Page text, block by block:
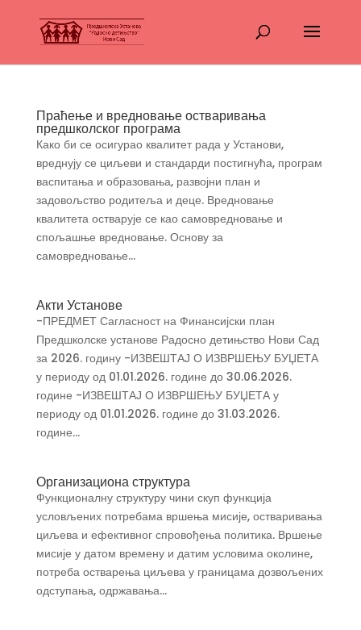
Праћење и вредновање остваривања
предшколског програма
Како би се осигурао квалитет рада у Установи,
вреднују се циљеви и стандарди постигнућа, програм
васпитања и образовања, развојни план и
задовољство родитеља и деце. Вредновање
квалитета остварује се као самовредновање и
спољашње вредновање. Основу за
самовредновање...
Акти Установе
-ПРЕДМЕТ Сагласност на Финансијски план
Предшколске установе Радосно детињство Нови Сад
за 2026. годину -ИЗВЕШТАЈ О ИЗВРШЕЊУ БУЏЕТА
у периоду од 01.01.2026. године до 30.06.2026.
године -ИЗВЕШТАЈ О ИЗВРШЕЊУ БУЏЕТА у
периоду од 01.01.2026. године до 31.03.2026.
године...
Организациона структура
Функционалну структуру чини скуп функција
условљених потребама вршења мисије, остваривања
циљева и ефективног спровођења политика. Вршење
мисије у датом времену и датим условима околине,
потреба остварења циљева у границама дозвољених
одступања, одржавања...